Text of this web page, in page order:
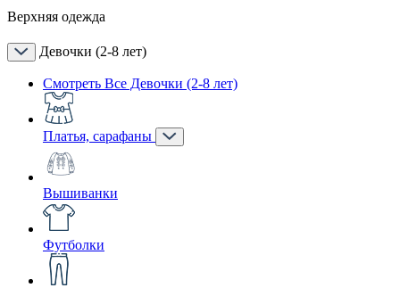
Верхняя одежда
Девочки (2-8 лет)
Смотреть Все Девочки (2-8 лет)
Платья, сарафаны
Вышиванки
Футболки